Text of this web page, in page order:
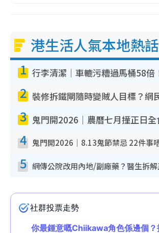
港生活人氣本地熱話
1
2
3
4
5